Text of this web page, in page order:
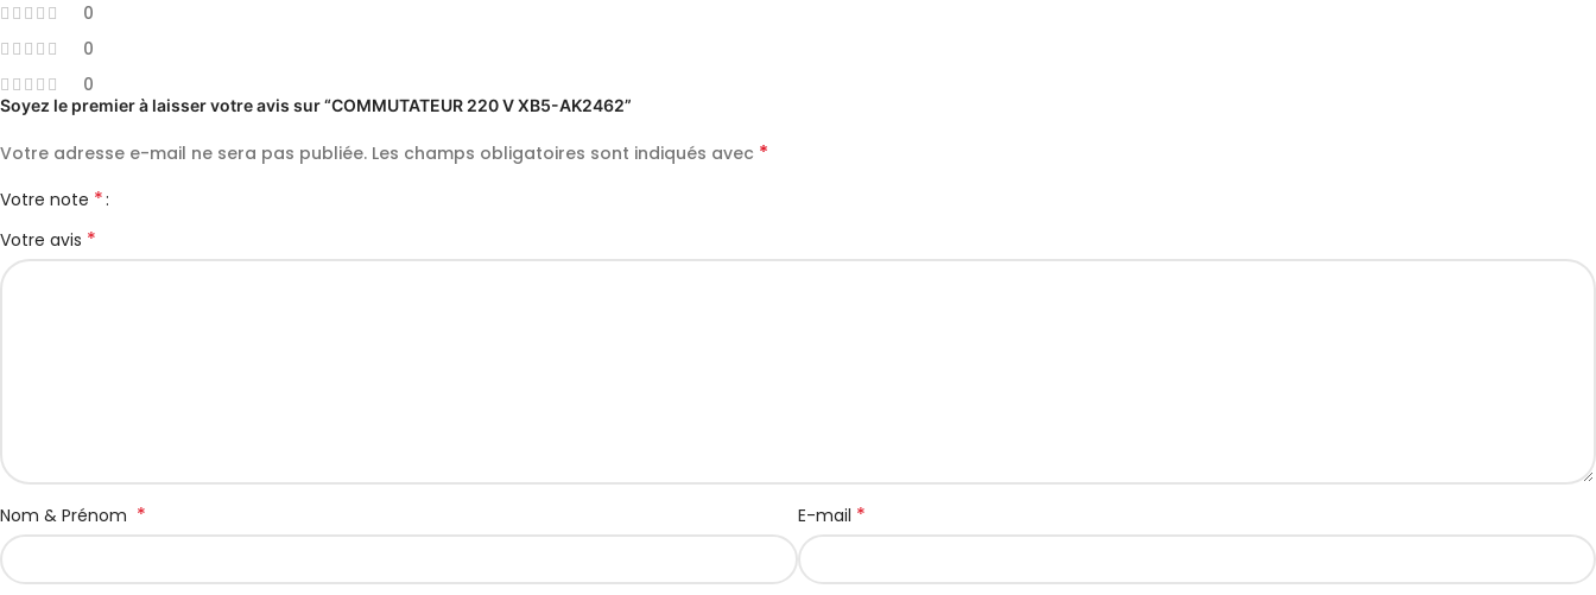
0
0
0
Soyez le premier à laisser votre avis sur “COMMUTATEUR 220 V XB5-AK2462”
Votre adresse e-mail ne sera pas publiée. Les champs obligatoires sont indiqués avec *
Votre note *
Votre avis *
Nom & Prénom * E-mail *